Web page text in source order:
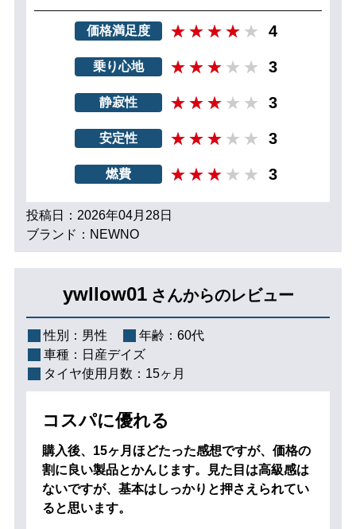
価格満足度 4
乗り心地 3
静寂性 3
安定性 3
燃費 3
投稿日：2026年04月28日
ブランド：NEWNO
ywllow01 さんからのレビュー
性別： 男性 年齢： 60代
車種： 日産デイズ
タイヤ使用月数： 15ヶ月
コスパに優れる
購入後、15ヶ月ほどたった感想ですが、価格の
割に良い製品とかんじます。見た目は高級感は
ないですが、基本はしっかりと押さえられてい
ると思います。